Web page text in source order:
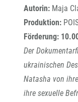
Autorin: Maja
Produktion:
Förderung:
Der
ukrainischen
Natasha von
ihre sexuelle